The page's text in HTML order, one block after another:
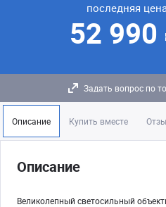
последняя
52
Задать вопрос по
Описание Купить вместе
Описание
Великолепный светосильный